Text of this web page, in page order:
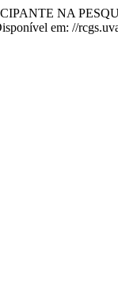
NA
em: //